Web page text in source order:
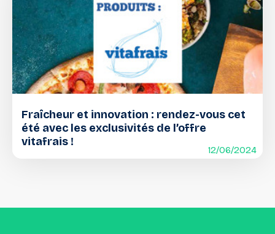
Fraîcheur et innovation : rendez-vous cet
été avec les exclusivités de l’offre
vitafrais !
12/06/2024